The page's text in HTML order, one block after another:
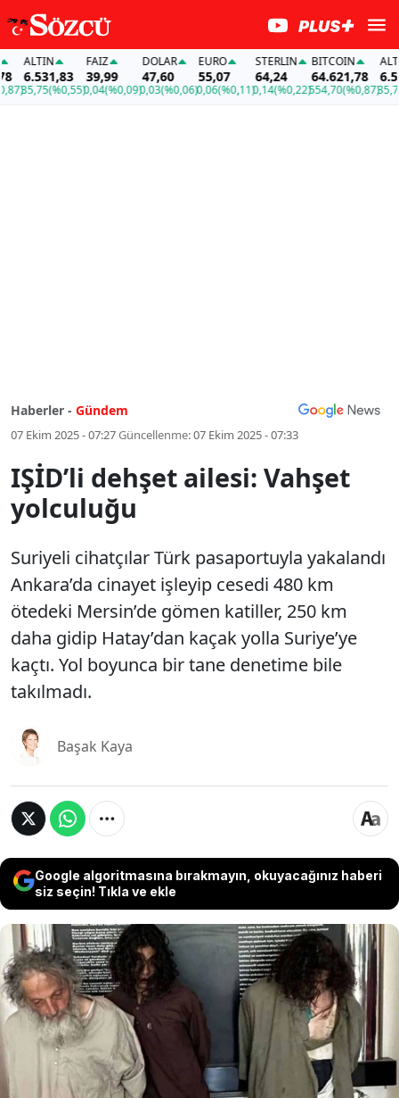
ALTIN
6.531,83
35,75(%0,55)
FAİZ
39,99
0,04(%0,09)
DOLAR
47,60
0,03(%0,06)
EURO
55,07
0,06(%0,11)
STERLIN
64,24
0,14(%0,22)
BITCOIN
64.621,78
554,70(%0,87)
ALTIN
35,75
Haberler - Gündem
07 Ekim 2025 - 07:27Güncellenme:07 Ekim 2025 - 07:33
IŞİD’li dehşet ailesi: Vahşet
yolculuğu
Suriyeli cihatçılar Türk pasaportuyla yakalandı
Ankara’da cinayet işleyip cesedi 480 km
ötedeki Mersin’de gömen katiller, 250 km
daha gidip Hatay’dan kaçak yolla Suriye’ye
kaçtı. Yol boyunca bir tane denetime bile
takılmadı.
Başak Kaya
Google algoritmasına bırakmayın, okuyacağınız haberi
siz seçin! Tıkla ve ekle
Suriyeli cihatçılar Türk pasaportuyla yakalandı
Ankara’da cinayet işleyip cesedi 480 km
ötedeki Mersin’de gömen katiller, 250 km daha
gidip Hatay’dan kaçak yolla Suriye’ye kaçtı. Yol
boyunca bir tane denetime bile takılmadı.